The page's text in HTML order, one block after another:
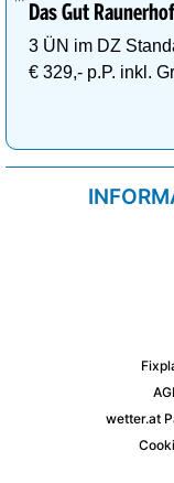
Das Gut
3 ÜN im DZ
€ 329,- p.P. inkl.
wetter.at